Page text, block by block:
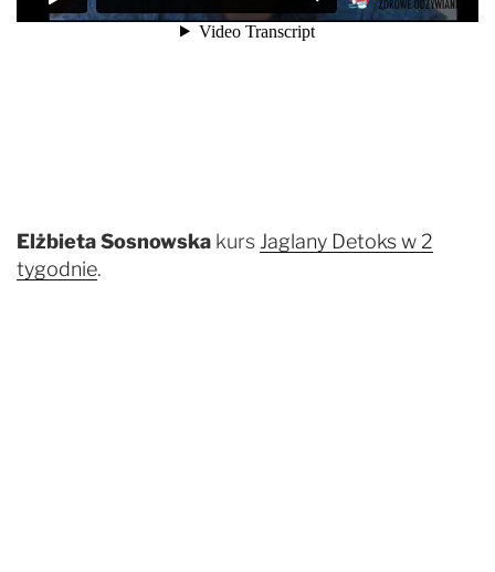
Elżbieta Sosnowska kurs Jaglany Detoks w 2
tygodnie.